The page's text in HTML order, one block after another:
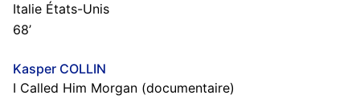
Italie États-Unis
68’
Kasper COLLIN
I Called Him Morgan (documentaire)